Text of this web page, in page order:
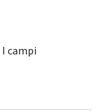
I campi